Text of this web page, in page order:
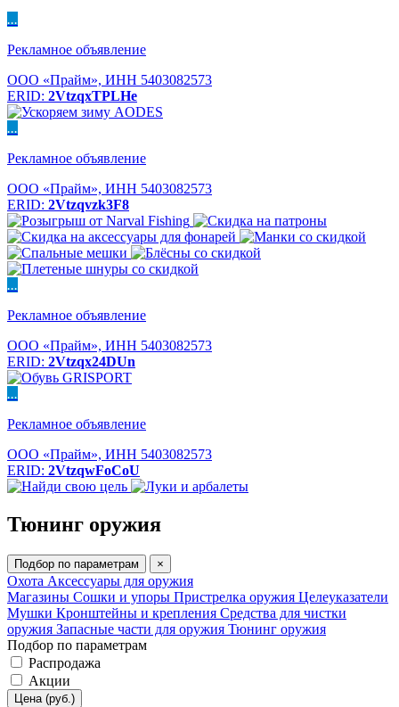
...
Рекламное объявление
ООО «Прайм», ИНН 5403082573
ERID: 2VtzqxTPLHe
...
Рекламное объявление
ООО «Прайм», ИНН 5403082573
ERID: 2Vtzqvzk3F8
...
Рекламное объявление
ООО «Прайм», ИНН 5403082573
ERID: 2Vtzqx24DUn
...
Рекламное объявление
ООО «Прайм», ИНН 5403082573
ERID: 2VtzqwFoCoU
Тюнинг оружия
Подбор по параметрам ×
Охота Аксессуары для оружия
Магазины Сошки и упоры Пристрелка оружия Целеуказатели
Мушки Кронштейны и крепления Средства для чистки
оружия Запасные части для оружия Тюнинг оружия
Подбор по параметрам
Распродажа
Акции
Цена (руб.)